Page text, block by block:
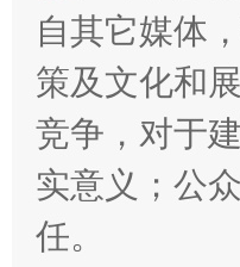
扯下公款旅游的
自其它媒体
策及文化和
竞争，对于
实意义；公
任。